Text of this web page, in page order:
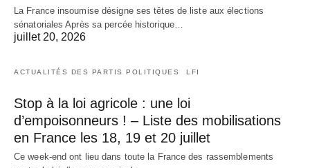
La France insoumise désigne ses têtes de liste aux élections
sénatoriales Après sa percée historique…
juillet 20, 2026
ACTUALITÉS DES PARTIS POLITIQUES LFI
Stop à la loi agricole : une loi
d’empoisonneurs ! – Liste des mobilisations
en France les 18, 19 et 20 juillet
Ce week-end ont lieu dans toute la France des rassemblements